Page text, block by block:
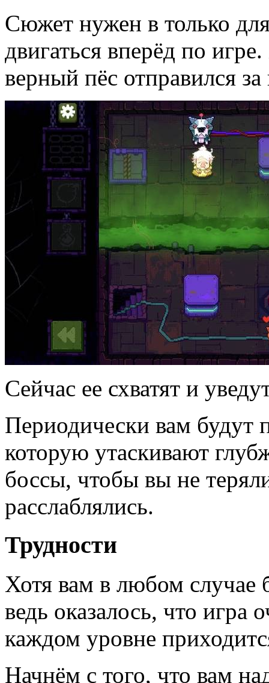
Сюжет нужен в только
двигаться вперёд по
верный пёс отправился
Сейчас ее схватят и
Периодически вам будут
которую утаскивают
боссы, чтобы вы не
расслаблялись.
Трудности
Хотя вам в любом случае
ведь оказалось, что игра
каждом уровне
Начнём с того, что вам